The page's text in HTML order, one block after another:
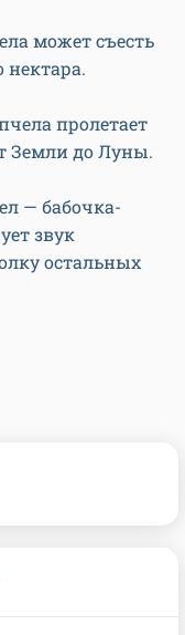
может съесть
нектара.
пролетает
Земли до Луны.
— бабочка-
звук
остальных